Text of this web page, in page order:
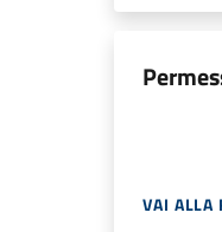
VAI ALLA